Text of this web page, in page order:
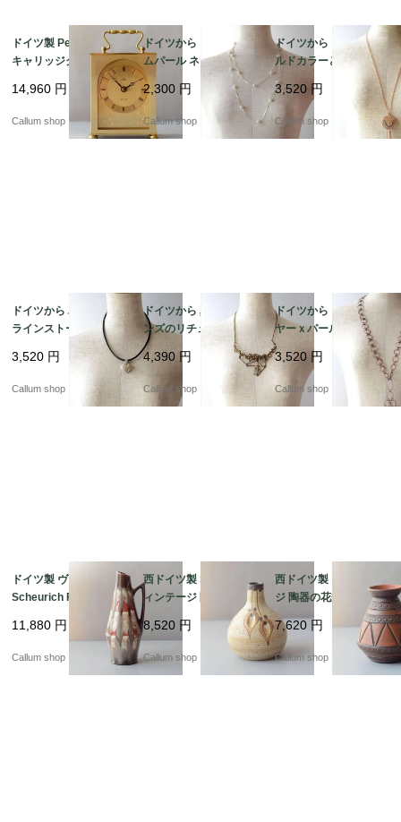
ドイツ製 Peter 真鍮の
キャリッジクロック 置
き時計 枕時計 デスクク
ロック ミッドセンチュ
リー ヴィンテージ_260
14,960 円
Callum shop
ドイツから コスチュー
ムパール ネックレス ロ
ング コスチュームジュ
エリー アクセサリー ア
ンティーク_260727 ia
0046
2,300 円
Callum shop
ドイツから ピンクゴー
ルドカラーとラインス
トーンメダルのペンダ
ント コスチュームジュ
エリー アクセサリー ア
ンティーク ia0045
3,520 円
Callum shop
ドイツから ハート型の
ラインストーンチャー
ム ペンダント コスチュ
ームジュエリー アクセ
サリー アンティーク_2
3,520 円
Callum shop
ドイツから 真鍮orブロ
ンズのリチュアルなペ
ンダント コスチューム
ジュエリー アクセサリ
ー アンティーク_2607
27 ia0042
4,390円
Callum shop
ドイツから コパーワイ
ヤーｘパールビーズの
ペンダント 銅線 コスチ
ュームジュエリー アク
セサリー アンティーク
_260727 ia0041
3,520 円
Callum shop
ドイツ製 ヴィンテージ
Scheurich Fat Lava Va
se 花瓶 花器 ファット
ラバー ミッドセンチュ
リー期 フラワーベース
アンティーク_ig4991
11,880 円
Callum shop
西ドイツ製 Sgrafo ヴ
ィンテージ 陶器の花瓶
Art pottery Peter Mull
er スグラフォ 花器 一
輪挿し ミッドセンチュ
リー期 フラワーベース
8,520 円
Callum shop
西ドイツ製 ヴィンテー
ジ 陶器の花瓶 Art pott
ery 花器 一輪挿し ミッ
ドセンチュリー期 フラ
ワーベース_ig4989
7,620 円
Callum shop